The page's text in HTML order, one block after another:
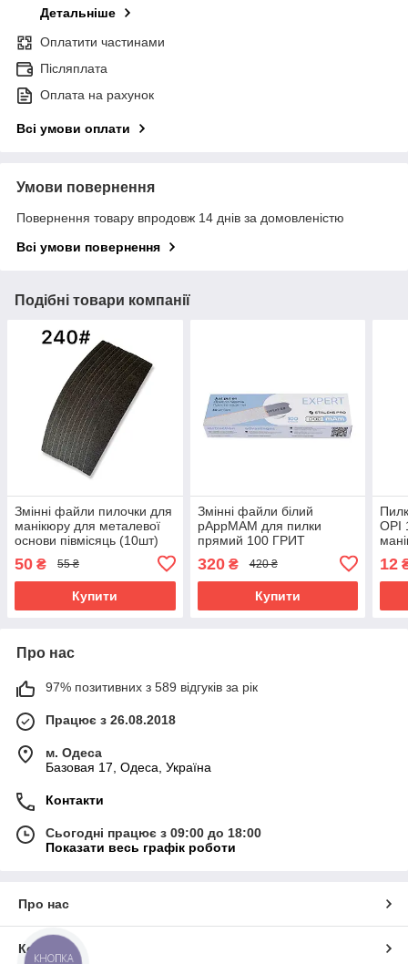
Детальніше
Оплатити частинами
Післяплата
Оплата на рахунок
Всі умови оплати
Умови повернення
Повернення товару впродовж 14 днів за домовленістю
Всі умови повернення
Подібні товари компанії
Змінні файли пилочки для
манікюру для металевої
основи півмісяць (10шт)
50 ₴ 55 ₴
Купити
Змінні файли білий
pAppMAM для пилки
прямий 100 ГРИТ
STALEKS PRO EXPERT 22
50 ШТ DFCE-22-100W для
манікюру
320₴ 420 ₴
Купити
OPI
12
Про нас
97% позитивних з 589 відгуків за рік
Працює з 26.08.2018
м. Одеса
Базовая 17, Одеса, Україна
Контакти
Сьогодні працює з 09:00 до 18:00
Показати весь графік роботи
Про нас
Контакти
КНОПКА